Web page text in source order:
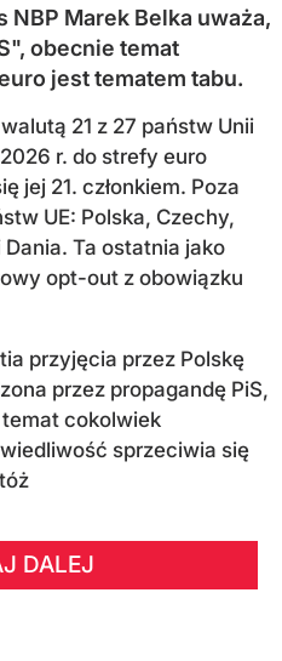
NBP Marek Belka uważa,
obecnie temat
jest tematem tabu.
21 z 27 państw Unii
r. do strefy euro
jej 21. członkiem. Poza
UE: Polska, Czechy,
Dania. Ta ostatnia jako
opt-out z obowiązku
przyjęcia przez Polskę
przez propagandę PiS,
cokolwiek
sprzeciwia się
DALEJ